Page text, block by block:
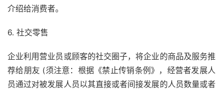
介绍给消费者。
6. 社交零售
企业利用营业员或顾客的社交圈子，将企业的商品及服务推
荐给朋友 (须注意：根据《禁止传销条例》，经营者发展人
员通过对被发展人员以其直接或者间接发展的人员数量或者